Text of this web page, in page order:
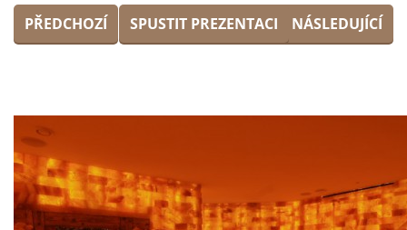
PŘEDCHOZÍ SPUSTIT PREZENTACI NÁSLEDUJÍCÍ